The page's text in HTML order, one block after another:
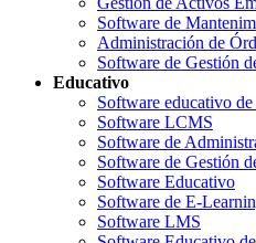
Software de
Administración de
Software de Gestión
Educativo
Software educativo
Software LCMS
Software de
Software de Gestión
Software Educativo
Software de E-
Software LMS